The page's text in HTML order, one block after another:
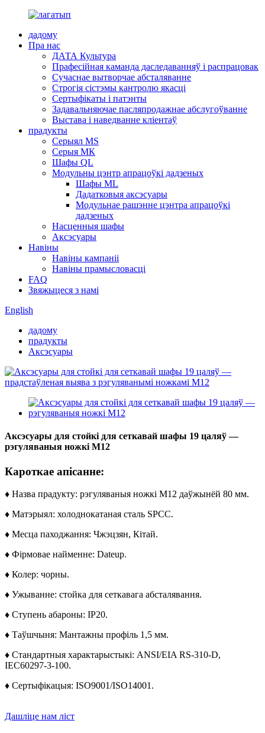
дадому
Пра нас
ДАТА Культура
Прафесійная каманда даследаванняў і распрацовак
Сучаснае вытворчае абсталяванне
Строгія сістэмы кантролю якасці
Сертыфікаты і патэнты
Задавальняючае пасляпродажнае абслугоўванне
Выстава і наведванне кліентаў
прадукты
Серыял MS
Серыя МК
Шафы QL
Модульны цэнтр апрацоўкі дадзеных
Шафы ML
Дадатковыя аксэсуары
Модульнае рашэнне цэнтра апрацоўкі
дадзеных
Насценныя шафы
Аксэсуары
Навіны
Навіны кампаніі
Навіны прамысловасці
FAQ
Звяжыцеся з намі
English
дадому
прадукты
Аксэсуары
Аксэсуары для стойкі для сеткавай шафы 19 цаляў —
рэгуляваныя ножкі M12
Кароткае апісанне:
♦ Назва прадукту: рэгуляваныя ножкі M12 даўжынёй 80 мм.
♦ Матэрыял: холоднокатаная сталь SPCC.
♦ Месца паходжання: Чжэцзян, Кітай.
♦ Фірмовае найменне: Dateup.
♦ Колер: чорны.
♦ Ужыванне: стойка для сеткавага абсталявання.
♦ Ступень абароны: IP20.
♦ Таўшчыня: Мантажны профіль 1,5 мм.
♦ Стандартныя характарыстыкі: ANSI/EIA RS-310-D,
IEC60297-3-100.
♦ Сертыфікацыя: ISO9001/ISO14001.
Дашліце нам ліст